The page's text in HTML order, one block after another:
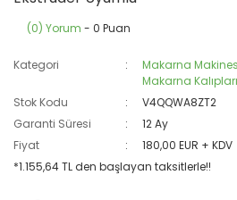
(0) Yorum - 0 Puan
Kategori Makarna
Makarna Kalıpları
Stok Kodu
V4QQWA8ZT2
Garanti Süresi
12 Ay
Fiyat
180,00 EUR + KDV
*1.155,64 TL den başlayan taksitlerle!!